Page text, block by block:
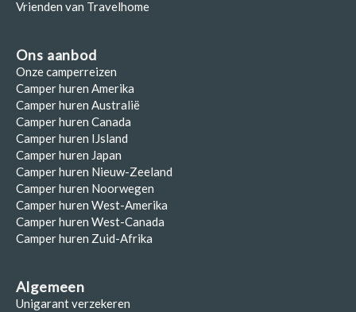
Vrienden van Travelhome
Ons aanbod
Onze camperreizen
Camper huren Amerika
Camper huren Australië
Camper huren Canada
Camper huren IJsland
Camper huren Japan
Camper huren Nieuw-Zeeland
Camper huren Noorwegen
Camper huren West-Amerika
Camper huren West-Canada
Camper huren Zuid-Afrika
Algemeen
Unigarant verzekeren